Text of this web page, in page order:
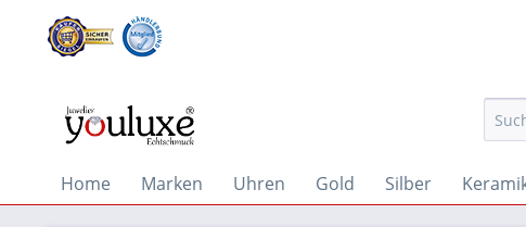
Home Marken Uhren Gold Silber